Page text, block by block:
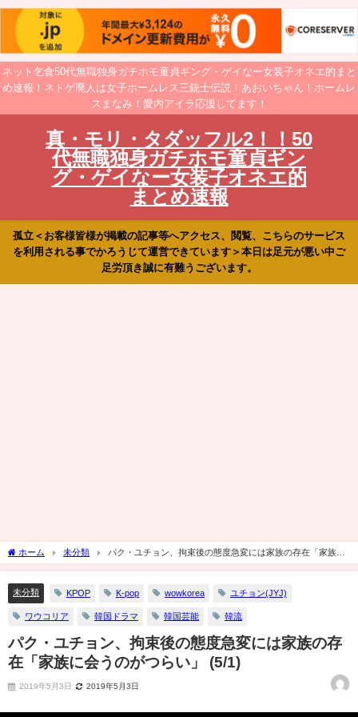
ネット乞食50代無職独身ガチホモ童貞ギング・ゲイなー女装子オネエ的まと
め速報！ネトゲ廃人は女子ホームレス三銃士伝説！あおいちゃん！ホームレ
スまなみ！愛内アイラ応援してます！
真・モリ・タダッフル2！！50
代無職独身ガチホモ童貞ギン
グ・ゲイなー女装子オネエ的
まとめ速報
孤立＜お客様皆様が掲載の記事等へアクセス、閲覧、こちらのサービス
を利用される事でかろうじて運営できています＞本日は足元が悪い中ご
足労頂き誠に有難うございます。
ホーム 未分類
パク・ユチョン、拘束後の態度急変には家族の存在「家族に
会うのがつらい」 (5/1)
未分類 KPOP K-pop wowkorea ユチョン(JYJ)
ワウコリア 韓国ドラマ 韓国芸能 韓流
パク・ユチョン、拘束後の態度急変には家族の存
在「家族に会うのがつらい」 (5/1)
2019年5月3日 2019年5月3日